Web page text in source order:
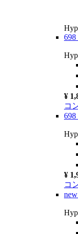
698
¥
コ
698
¥
コ
new